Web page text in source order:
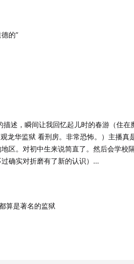
节目
的”
述，瞬间让我回忆起儿时的春游（住在
龙华监狱 看刑房。非常恐怖。）主播真
区。对初中生来说简直了。然后会学校
确实对折磨有了新的认识）…
算是著名的监狱